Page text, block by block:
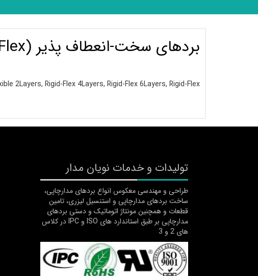
بردهای سخت-انعطاف پذیر (Rigid-Flex)
2Layers, Rigid-Flex 4Layers, Rigid-Flex 6Layers, Rigid-Flex
تولیدات و خدمات نویان مدار
طراحی و مهندسی معکوس انواع بردهای مدارچاپی،
ساخت بردهای مدارچاپی و استنسیل لیزری، تامین
قطعات و همچنین مونتاژ اتوماتیک و دستی بردهای
مدارچاپی بر طبق استاندارد های ISO و IPC در کلاس
های 2 و 3